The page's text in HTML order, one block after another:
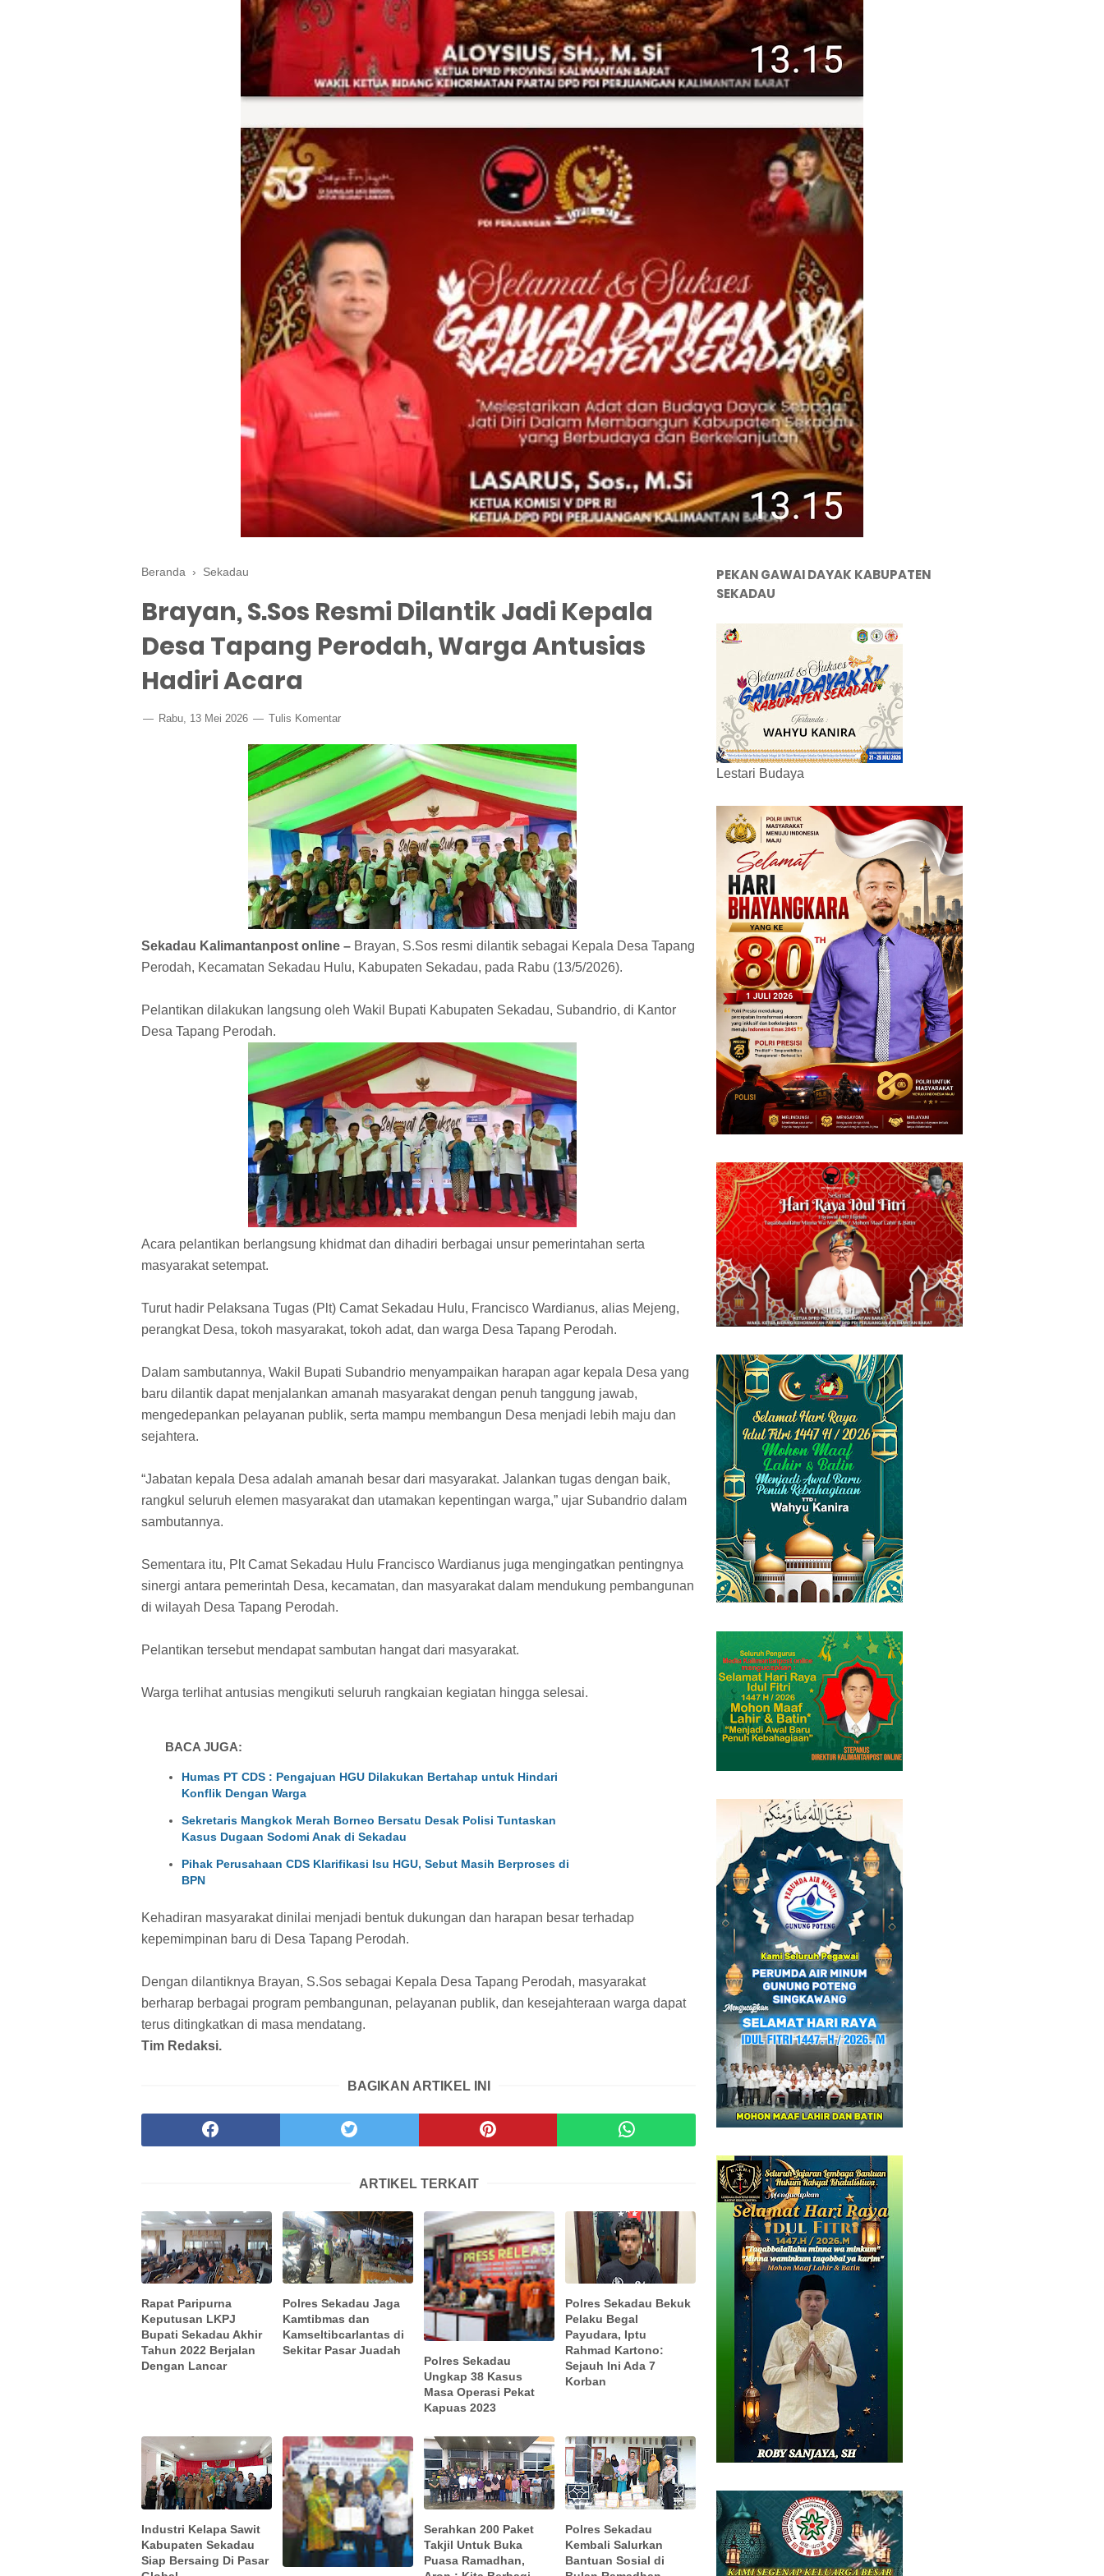
Beranda › Sekadau
Brayan, S.Sos Resmi Dilantik Jadi Kepala
Desa Tapang Perodah, Warga Antusias
Hadiri Acara
Rabu, 13 Mei 2026 Tulis Komentar
Sekadau Kalimantanpost online – Brayan, S.Sos resmi dilantik sebagai Kepala Desa Tapang
Perodah, Kecamatan Sekadau Hulu, Kabupaten Sekadau, pada Rabu (13/5/2026).
Pelantikan dilakukan langsung oleh Wakil Bupati Kabupaten Sekadau, Subandrio, di Kantor
Desa Tapang Perodah.
Acara pelantikan berlangsung khidmat dan dihadiri berbagai unsur pemerintahan serta
masyarakat setempat.
Turut hadir Pelaksana Tugas (Plt) Camat Sekadau Hulu, Francisco Wardianus, alias Mejeng,
perangkat Desa, tokoh masyarakat, tokoh adat, dan warga Desa Tapang Perodah.
Dalam sambutannya, Wakil Bupati Subandrio menyampaikan harapan agar kepala Desa yang
baru dilantik dapat menjalankan amanah masyarakat dengan penuh tanggung jawab,
mengedepankan pelayanan publik, serta mampu membangun Desa menjadi lebih maju dan
sejahtera.
“Jabatan kepala Desa adalah amanah besar dari masyarakat. Jalankan tugas dengan baik,
rangkul seluruh elemen masyarakat dan utamakan kepentingan warga,” ujar Subandrio dalam
sambutannya.
Sementara itu, Plt Camat Sekadau Hulu Francisco Wardianus juga mengingatkan pentingnya
sinergi antara pemerintah Desa, kecamatan, dan masyarakat dalam mendukung pembangunan
di wilayah Desa Tapang Perodah.
Pelantikan tersebut mendapat sambutan hangat dari masyarakat.
Warga terlihat antusias mengikuti seluruh rangkaian kegiatan hingga selesai.
BACA JUGA:
Humas PT CDS : Pengajuan HGU Dilakukan Bertahap untuk Hindari
Konflik Dengan Warga
Sekretaris Mangkok Merah Borneo Bersatu Desak Polisi Tuntaskan
Kasus Dugaan Sodomi Anak di Sekadau
Pihak Perusahaan CDS Klarifikasi Isu HGU, Sebut Masih Berproses di
BPN
Kehadiran masyarakat dinilai menjadi bentuk dukungan dan harapan besar terhadap
kepemimpinan baru di Desa Tapang Perodah.
Dengan dilantiknya Brayan, S.Sos sebagai Kepala Desa Tapang Perodah, masyarakat
berharap berbagai program pembangunan, pelayanan publik, dan kesejahteraan warga dapat
terus ditingkatkan di masa mendatang.
Tim Redaksi.
BAGIKAN ARTIKEL INI
ARTIKEL TERKAIT
Rapat Paripurna
Keputusan LKPJ
Bupati Sekadau Akhir
Tahun 2022 Berjalan
Dengan Lancar
Polres Sekadau Jaga
Kamtibmas dan
Kamseltibcarlantas di
Sekitar Pasar Juadah
Polres Sekadau
Ungkap 38 Kasus
Masa Operasi Pekat
Kapuas 2023
Polres Sekadau Bekuk
Pelaku Begal
Payudara, Iptu
Rahmad Kartono:
Sejauh Ini Ada 7
Korban
Industri Kelapa Sawit
Kabupaten Sekadau
Siap Bersaing Di Pasar
Serahkan 200 Paket
Takjil Untuk Buka
Puasa Ramadhan,
Polres Sekadau
Kembali Salurkan
Bantuan Sosial di
PEKAN GAWAI DAYAK KABUPATEN
SEKADAU
Lestari Budaya